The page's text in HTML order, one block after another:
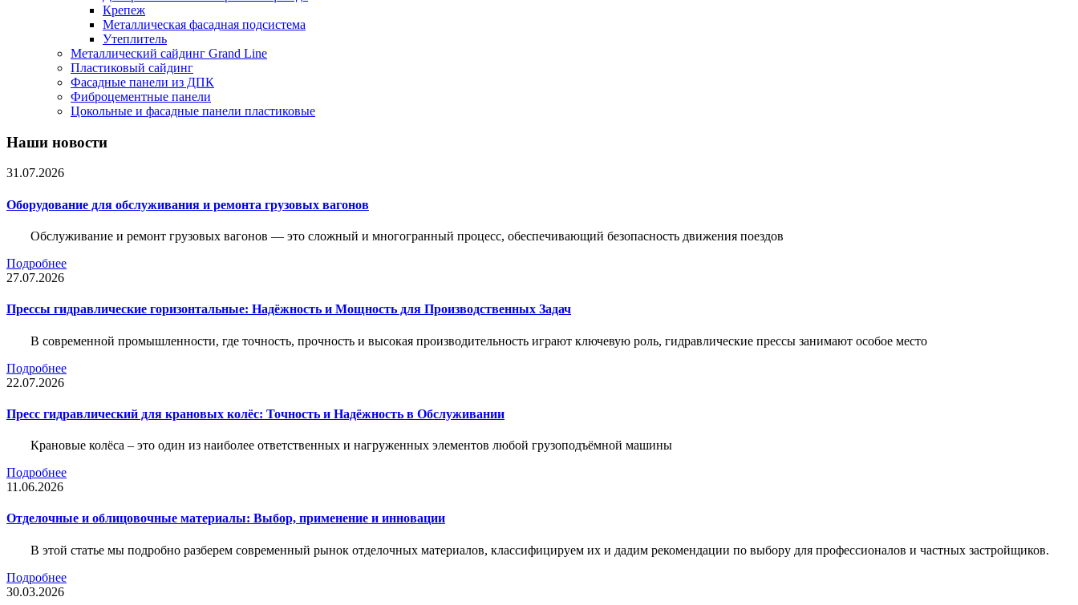
Крепеж
Металлическая фасадная подсистема
Утеплитель
Металлический сайдинг Grand Line
Пластиковый сайдинг
Фасадные панели из ДПК
Фиброцементные панели
Цокольные и фасадные панели пластиковые
Наши новости
31.07.2026
Оборудование для обслуживания и ремонта грузовых вагонов
Обслуживание и ремонт грузовых вагонов — это сложный и многогранный процесс, обеспечивающий безопасность движения поездов
Подробнее
27.07.2026
Прессы гидравлические горизонтальные: Надёжность и Мощность для Производственных Задач
В современной промышленности, где точность, прочность и высокая производительность играют ключевую роль, гидравлические прессы занимают особое место
Подробнее
22.07.2026
Пресс гидравлический для крановых колёс: Точность и Надёжность в Обслуживании
Крановые колёса – это один из наиболее ответственных и нагруженных элементов любой грузоподъёмной машины
Подробнее
11.06.2026
Отделочные и облицовочные материалы: Выбор, применение и инновации
В этой статье мы подробно разберем современный рынок отделочных материалов, классифицируем их и дадим рекомендации по выбору для профессионалов и частных застройщиков.
Подробнее
30.03.2026